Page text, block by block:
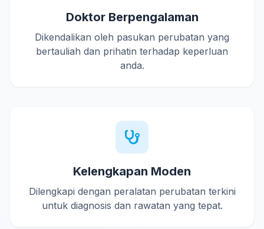
Doktor Berpengalaman
Dikendalikan oleh pasukan perubatan yang
bertauliah dan prihatin terhadap keperluan
anda.
Kelengkapan Moden
Dilengkapi dengan peralatan perubatan terkini
untuk diagnosis dan rawatan yang tepat.